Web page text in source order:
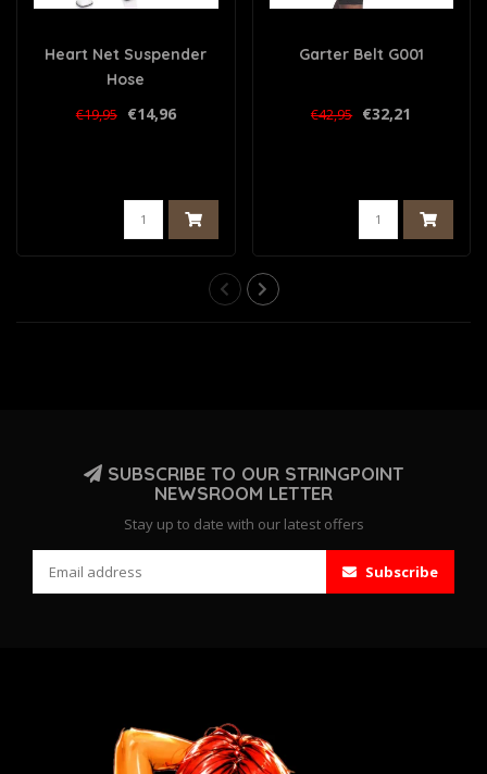
Heart Net Suspender
Hose
€19,95 €14,96
Garter Belt G001
€42,95 €32,21
SUBSCRIBE TO OUR STRINGPOINT
NEWSROOM LETTER
Stay up to date with our latest offers
Subscribe